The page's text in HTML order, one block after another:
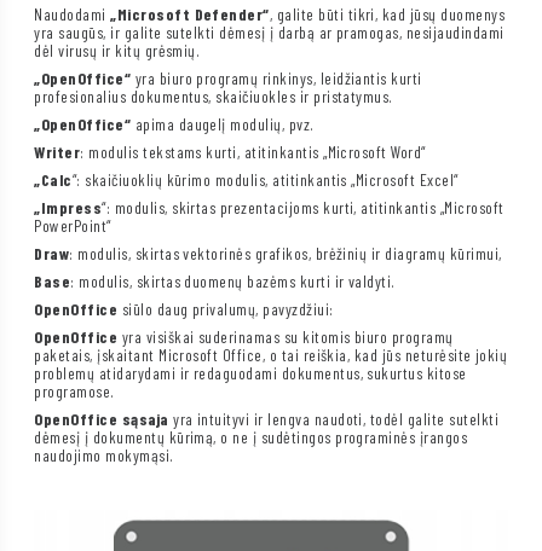
Naudodami„Microsoft Defender“, galite būti tikri, kad jūsų duomenys
yra saugūs, ir galite sutelkti dėmesį į darbą ar pramogas, nesijaudindami
dėl virusų ir kitų grėsmių.
„OpenOffice“ yra biuro programų rinkinys, leidžiantis kurti
profesionalius dokumentus, skaičiuokles ir pristatymus.
„OpenOffice“ apima daugelį modulių, pvz.
Writer: modulis tekstams kurti, atitinkantis „Microsoft Word“
„Calc“: skaičiuoklių kūrimo modulis, atitinkantis „Microsoft Excel“
„Impress“: modulis, skirtas prezentacijoms kurti, atitinkantis „Microsoft
PowerPoint“
Draw: modulis, skirtas vektorinės grafikos, brėžinių ir diagramų kūrimui,
Base: modulis, skirtas duomenų bazėms kurti ir valdyti.
OpenOffice siūlo daug privalumų, pavyzdžiui:
OpenOffice yra visiškai suderinamas su kitomis biuro programų
paketais, įskaitant Microsoft Office, o tai reiškia, kad jūs neturėsite jokių
problemų atidarydami ir redaguodami dokumentus, sukurtus kitose
programose.
OpenOffice sąsaja yra intuityvi ir lengva naudoti, todėl galite sutelkti
dėmesį į dokumentų kūrimą, o ne į sudėtingos programinės įrangos
naudojimo mokymąsi.